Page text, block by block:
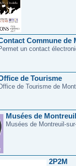
Commune de
un contact
de Tourisme
de Tourisme de
Musées de
Musées de Montreuil-
2P2M